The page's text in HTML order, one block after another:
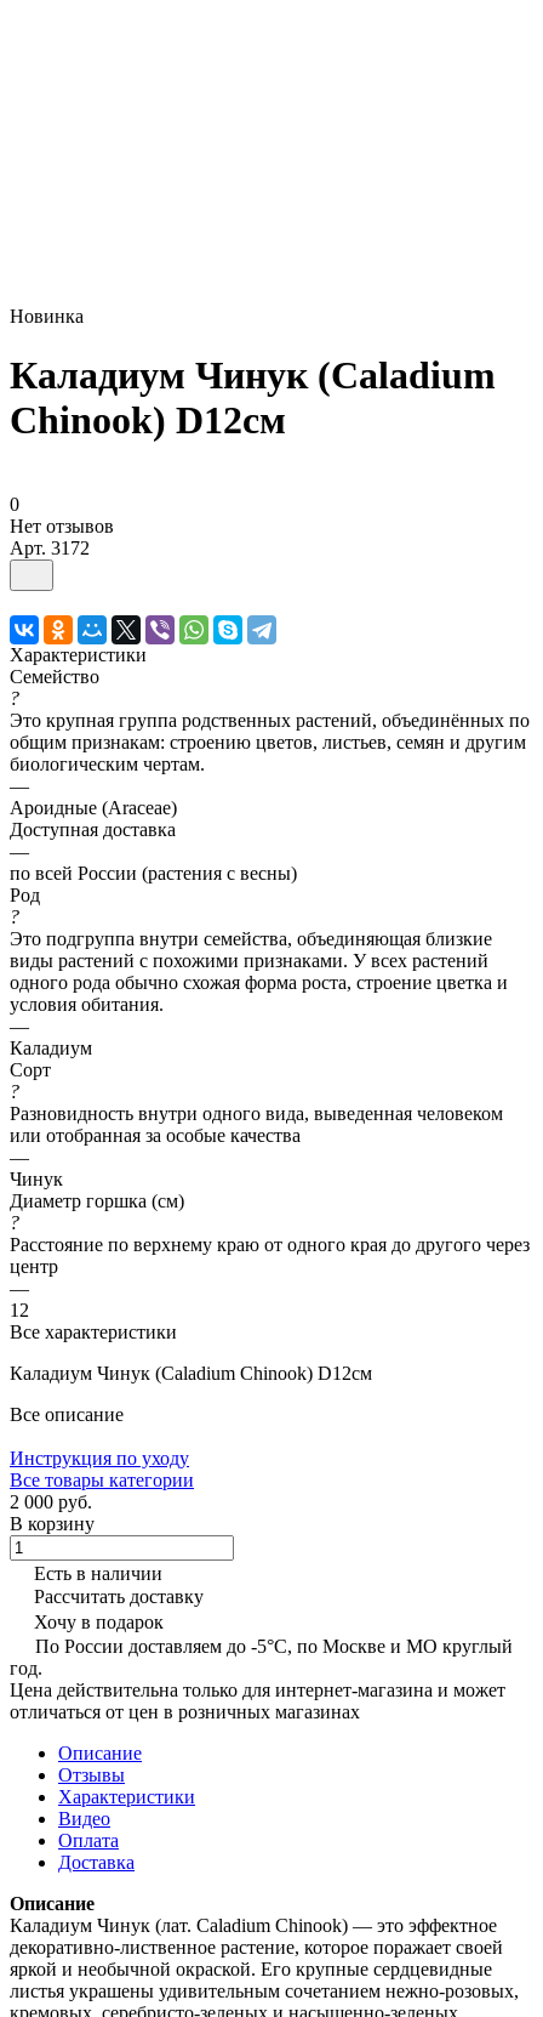
Новинка
Каладиум Чинук (Caladium
Chinook) D12см
0
Нет отзывов
Арт. 3172
Характеристики
Семейство
?
Это крупная группа родственных растений, объединённых по
общим признакам: строению цветов, листьев, семян и другим
биологическим чертам.
—
Ароидные (Araceae)
Доступная доставка
—
по всей России (растения с весны)
Род
?
Это подгруппа внутри семейства, объединяющая близкие
виды растений с похожими признаками. У всех растений
одного рода обычно схожая форма роста, строение цветка и
условия обитания.
—
Каладиум
Сорт
?
Разновидность внутри одного вида, выведенная человеком
или отобранная за особые качества
—
Чинук
Диаметр горшка (см)
?
Расстояние по верхнему краю от одного края до другого через
центр
—
12
Все характеристики
Каладиум Чинук (Caladium Chinook) D12см
Все описание
Инструкция по уходу
Все товары категории
2 000 руб.
В корзину
Есть в наличии
Рассчитать доставку
Хочу в подарок
По России доставляем до -5°C, по Москве и МО круглый
год.
Цена действительна только для интернет-магазина и может
отличаться от цен в розничных магазинах
Описание
Отзывы
Характеристики
Видео
Оплата
Доставка
Описание
Каладиум Чинук (лат. Caladium Chinook) — это эффектное
декоративно-лиственное растение, которое поражает своей
яркой и необычной окраской. Его крупные сердцевидные
листья украшены удивительным сочетанием нежно-розовых,
кремовых, серебристо-зеленых и насыщенно-зеленых